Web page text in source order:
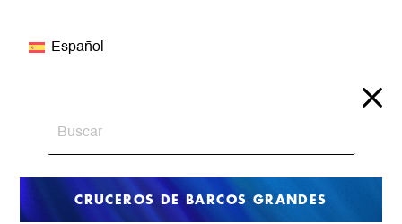
Español
CRUCEROS DE BARCOS GRANDES